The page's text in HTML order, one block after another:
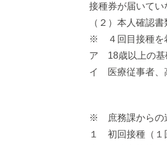
接種券が届いてい
（２）本人確認
※ ４回目接種を
ア 18歳以上の基
イ 医療従事者、
※ 庶務課からの
１ 初回接種（１